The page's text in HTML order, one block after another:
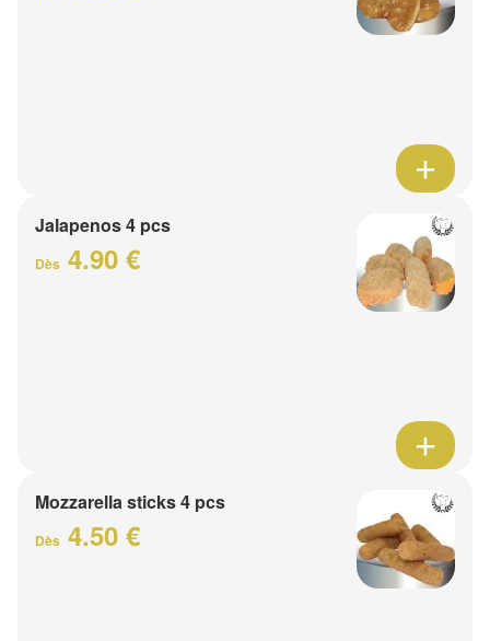
Jalapenos 4 pcs
Dès 4.90 €
Mozzarella sticks 4 pcs
Dès 4.50 €